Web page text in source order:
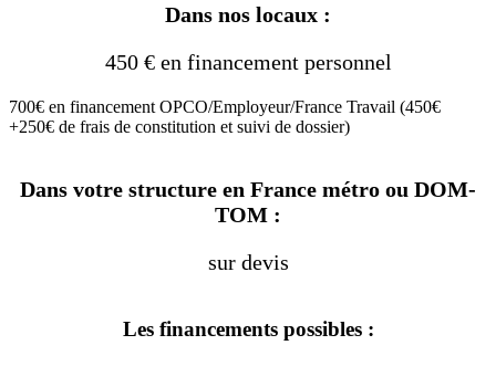
Dans nos locaux :
450 € en financement personnel
700€ en financement OPCO/Employeur/France Travail (450€
+250€ de frais de constitution et suivi de dossier)
Dans votre structure en France métro ou DOM-
TOM :
sur devis
Les financements possibles :